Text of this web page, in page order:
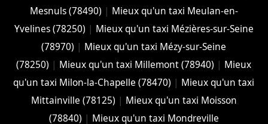
Mesnuls (78490) | Mieux qu'un taxi Meulan-en-
Yvelines (78250) | Mieux qu'un taxi Mézières-sur-Seine
(78970) | Mieux qu'un taxi Mézy-sur-Seine
(78250) | Mieux qu'un taxi Millemont (78940) | Mieux
qu'un taxi Milon-la-Chapelle (78470) | Mieux qu'un taxi
Mittainville (78125) | Mieux qu'un taxi Moisson
(78840) | Mieux qu'un taxi Mondreville